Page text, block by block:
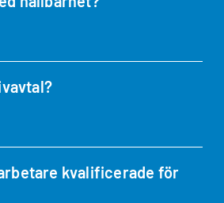
kvalificerade för